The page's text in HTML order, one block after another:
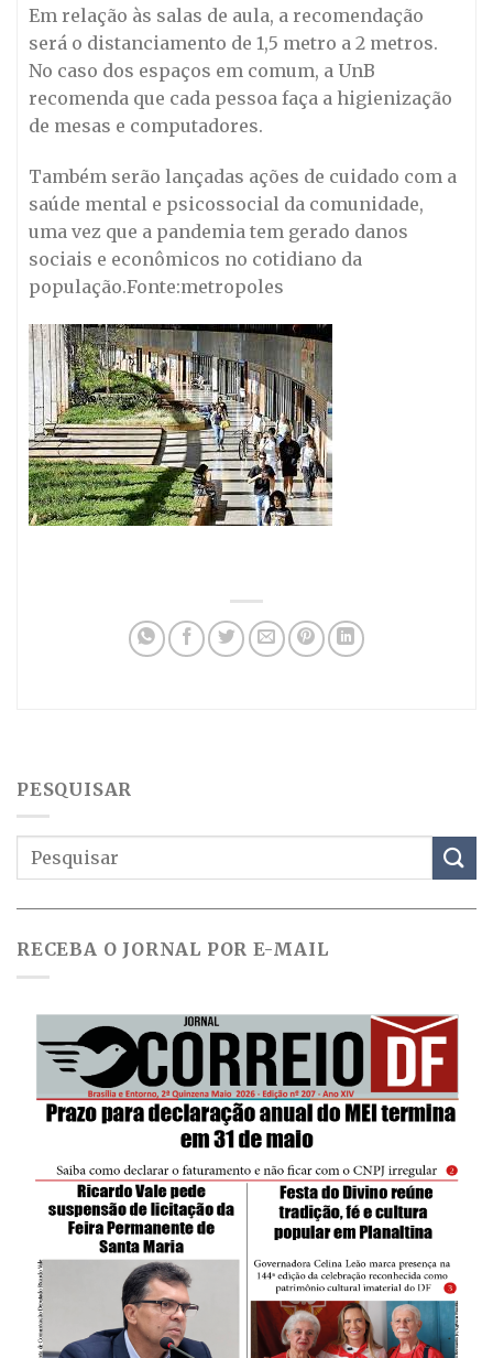
Em relação às salas de aula, a recomendação
será o distanciamento de 1,5 metro a 2 metros.
No caso dos espaços em comum, a UnB
recomenda que cada pessoa faça a higienização
de mesas e computadores.
Também serão lançadas ações de cuidado com a
saúde mental e psicossocial da comunidade,
uma vez que a pandemia tem gerado danos
sociais e econômicos no cotidiano da
população.Fonte:metropoles
PESQUISAR
RECEBA O JORNAL POR E-MAIL